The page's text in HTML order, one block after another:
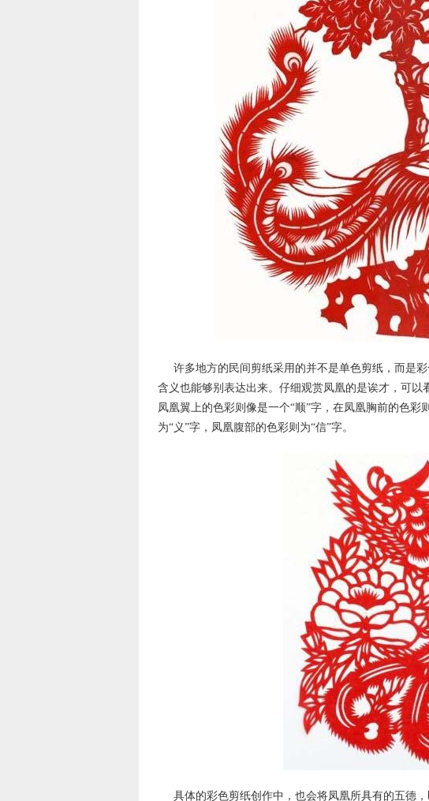
许多地方的民间剪纸采用的并不是单色剪纸，而是
含义也能够别表达出来。仔细观赏凤凰的是诶才，可以
凤凰翼上的色彩则像是一个“顺”字，在凤凰胸前的色彩
为“义”字，凤凰腹部的色彩则为“信”字。
具体的彩色剪纸创作中，也会将凤凰所具有的五德